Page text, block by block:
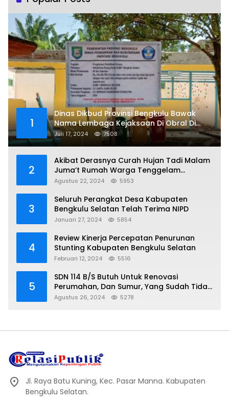
1
Dinas Dikbud Provinsi Bengkulu Bawak
Nama Lembaga Kejaksaan Di Obral Di
Papan Nama Proyek, Ada Apa?
Juli 17, 2024 7508
2
Akibat Derasnya Curah Hujan Tadi Malam
Juma’t Rumah Warga Tenggelam
Mencapai Dua Miter
Agustus 22, 2024 5953
3
Seluruh Perangkat Desa Kabupaten
Januari 27, 2024 5854
4
Review Kinerja Percepatan Penurunan
Februari 12, 2024 5516
5
SDN 114 B/S Butuh Untuk Renovasi
Perumahan, Dan Sumur, Yang Sudah Tidak
Layak Lagi Di Gunakan
Agustus 26, 2024 5278
Jl. Raya Batu Kuning, Kec. Pasar Manna. Kabupaten
Bengkulu Selatan.